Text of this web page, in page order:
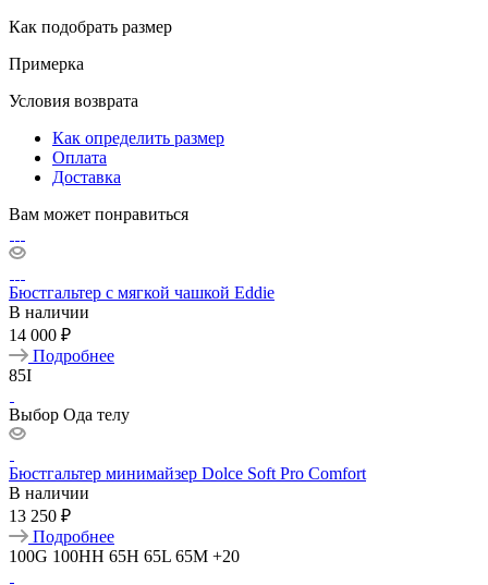
Как подобрать размер
Примерка
Условия возврата
Как определить размер
Оплата
Доставка
Вам может понравиться
Бюстгальтер с мягкой чашкой Eddie
В наличии
14 000 ₽
Подробнее
85I
Выбор Ода телу
Бюстгальтер минимайзер Dolce Soft Pro Comfort
В наличии
13 250 ₽
Подробнее
100G 100HH 65H 65L 65M +20